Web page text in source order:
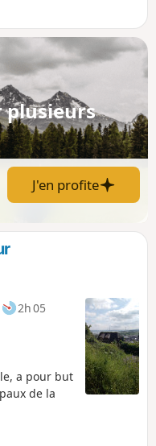
plusieurs
J'en profite
2h 05
a pour but
de la